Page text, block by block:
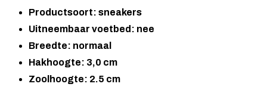
Productsoort: sneakers
Uitneembaar voetbed: nee
Breedte: normaal
Hakhoogte: 3,0 cm
Zoolhoogte: 2.5 cm